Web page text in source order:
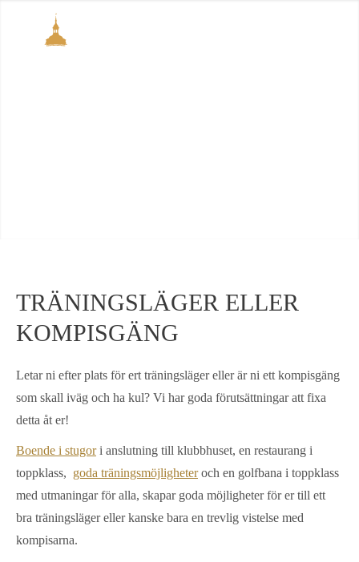
TRÄNINGSLÄGER ELLER
KOMPISGÄNG
Letar ni efter plats för ert träningsläger eller är ni ett kompisgäng
som skall iväg och ha kul? Vi har goda förutsättningar att fixa
detta åt er!
Boende i stugori anslutning till klubbhuset, en restaurang i
toppklass, goda träningsmöjligheteroch en golfbana i toppklass
med utmaningar för alla, skapar goda möjligheter för er till ett
bra träningsläger eller kanske bara en trevlig vistelse med
kompisarna.